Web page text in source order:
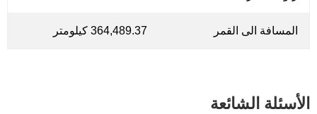
المسافة الى القمر 364,489.37 كيلومتر
الأسئلة الشائعة